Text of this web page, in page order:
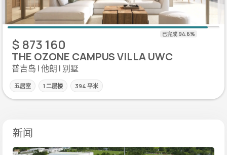
$ 873 160
THE OZONE CAMPUS VILLA UWC
普吉岛 | 他朗 | 别墅
五居室 1 二层楼 394 平米
新闻